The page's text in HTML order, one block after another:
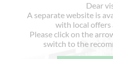
Dear
A separate website is
with local offers
Please click on the
switch to the